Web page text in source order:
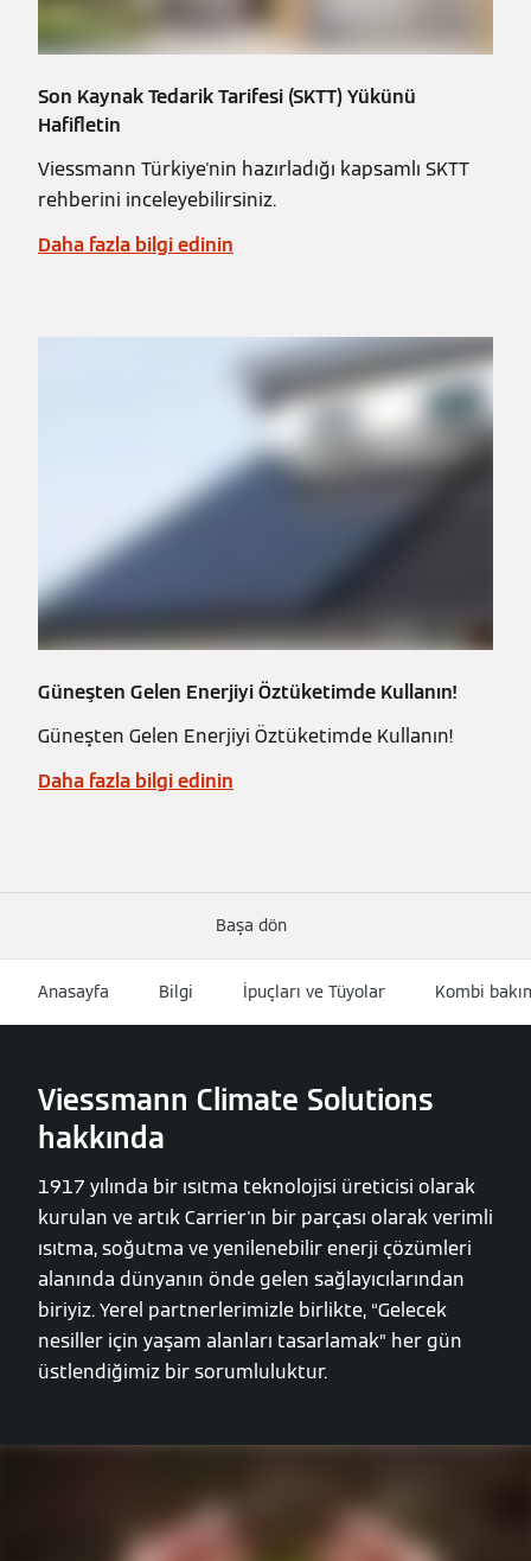
Son Kaynak Tedarik Tarifesi (SKTT) Yükünü
Hafifletin
Viessmann Türkiye'nin hazırladığı kapsamlı SKTT
rehberini inceleyebilirsiniz.
Daha fazla bilgi edinin
Güneşten Gelen Enerjiyi Öztüketimde Kullanın!
Güneşten Gelen Enerjiyi Öztüketimde Kullanın!
Daha fazla bilgi edinin
Başa dön
Anasayfa Bilgi İpuçları ve Tüyolar Kombi
Viessmann Climate Solutions
hakkında
1917 yılında bir ısıtma teknolojisi üreticisi olarak
kurulan ve artık Carrier'ın bir parçası olarak verimli
ısıtma, soğutma ve yenilenebilir enerji çözümleri
alanında dünyanın önde gelen sağlayıcılarından
biriyiz. Yerel partnerlerimizle birlikte, “Gelecek
nesiller için yaşam alanları tasarlamak” her gün
üstlendiğimiz bir sorumluluktur.